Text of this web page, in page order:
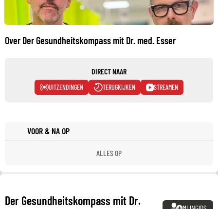
Over Der Gesundheitskompass mit Dr. med. Esser
DIRECT NAAR
UITZENDINGEN TERUGKIJKEN STREAMEN
VOOR & NA OP
ALLES OP
Der Gesundheitskompass mit Dr.